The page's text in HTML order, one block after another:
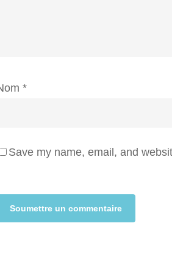
*
Save my name, email, and